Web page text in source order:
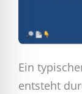
Ein
entsteht